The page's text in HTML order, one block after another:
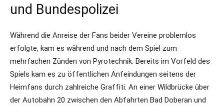
und Bundespolizei
Während die Anreise der Fans beider Vereine problemlos
erfolgte, kam es während und nach dem Spiel zum
mehrfachen Zünden von Pyrotechnik. Bereits im Vorfeld des
Spiels kam es zu öffentlichen Anfeindungen seitens der
Heimfans durch zahlreiche Graffiti. An einer Wildbrücke über
der Autobahn 20 zwischen den Abfahrten Bad Doberan und